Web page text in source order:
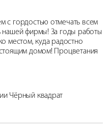
с гордостью отмечать всем
нашей фирмы! За годы работы
местом, куда радостно
домом! Процветания
Чёрный квадрат